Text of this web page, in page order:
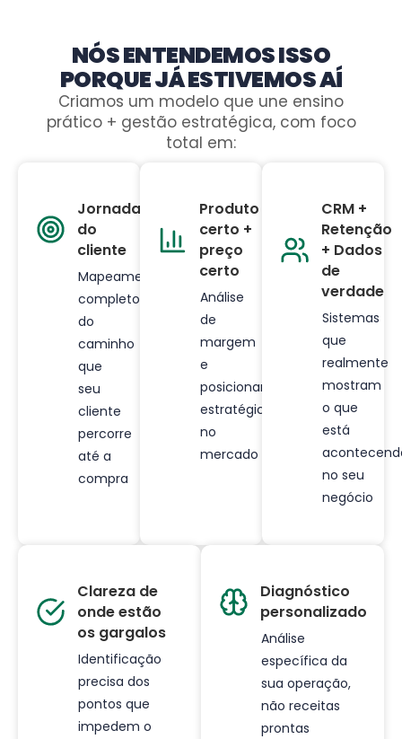
NÓS ENTENDEMOS ISSO
PORQUE JÁ ESTIVEMOS AÍ
Criamos um modelo que une ensino
prático + gestão estratégica, com foco
total em:
Jornada
do
cliente
Mapeamento
completo
do
caminho
que
seu
cliente
percorre
até a
compra
Produto
certo +
preço
certo
Análise
de
margem
e
posicionamento
estratégico
no
mercado
CRM +
Retenção
+ Dados
de
verdade
Sistemas
que
realmente
mostram
o que
está
no seu
negócio
Clareza de
onde estão
os gargalos
Identificação
precisa dos
pontos que
impedem o
Diagnóstico
personalizado
Análise
específica da
sua operação,
não receitas
prontas